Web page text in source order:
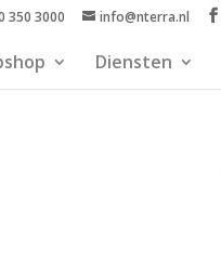
350 3000 info@nterra.nl
Diensten